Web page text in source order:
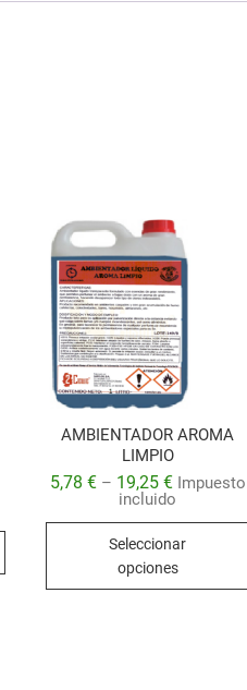
AMBIENTADOR AROMA
LIMPIO
5,78 €– 19,25 € Impuesto
incluido
Seleccionar
opciones